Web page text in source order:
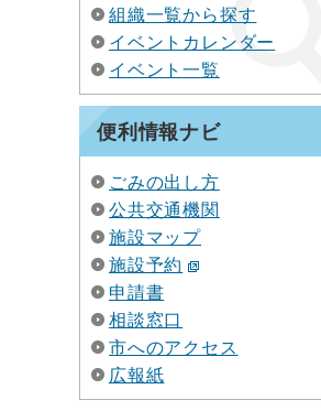
組織一覧から探す
イベントカレンダー
イベント一覧
便利情報ナビ
ごみの出し方
公共交通機関
施設マップ
施設予約
申請書
相談窓口
市へのアクセス
広報紙